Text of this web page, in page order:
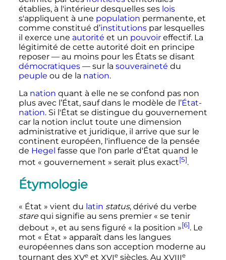
établies, à l'intérieur desquelles ses lois
s'appliquent à une population permanente, et
comme constitué d’institutionspar lesquelles
il exerce une autorité et un pouvoireffectif. La
légitimité de cette autorité doit en principe
reposer — au moins pour les États se disant
démocratiques —sur la souveraineté du
peuple ou de la nation.
La nation quant à elle ne se confond pas non
plus avec l’État, sauf dans le modèle de l’État-
nation. Si l'État se distingue du gouvernement
car la notion inclut toute une dimension
administrative et juridique, il arrive que sur le
continent européen, l'influence de la pensée
de Hegel fasse que l'on parle d'État quand le
mot « gouvernement » serait plus exact[5].
Étymologie
« État » vient du latin status, dérivé du verbe
starequi signifie au sens premier « se tenir
debout », et au sens figuré « la position »[6]. Le
mot « État » apparaît dans les langues
européennes dans son acception moderne au
tournant des XVe et XVIe siècles. Au XVIIIe